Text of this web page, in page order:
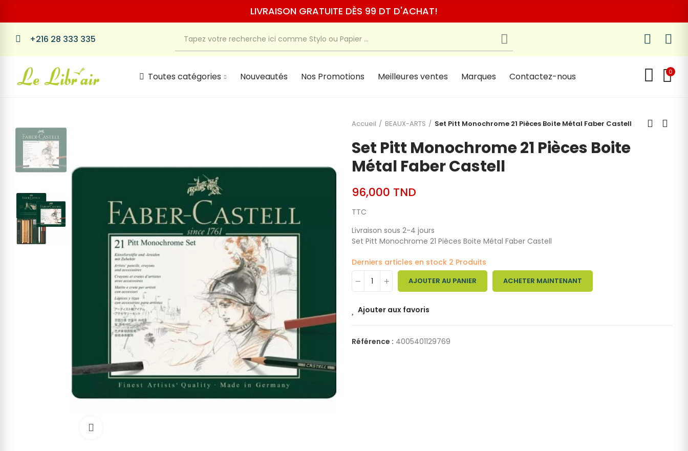
LIVRAISON GRATUITE DÈS 99 DT D'ACHAT!
+216 28 333 335
Toutes catégories Nouveautés Nos Promotions Meilleures ventes Marques Contactez-nous 0
Accueil BEAUX-ARTS Set Pitt Monochrome 21 Pièces Boite Métal Faber Castell
Set Pitt Monochrome 21 Pièces Boite
Métal Faber Castell
96,000 TND
TTC
Livraison sous 2-4 jours
Set Pitt Monochrome 21 Pièces Boite Métal Faber Castell
Derniers articles en stock 2 Produits
AJOUTER AU PANIER ACHETER MAINTENANT
Ajouter aux favoris
Référence : 4005401129769